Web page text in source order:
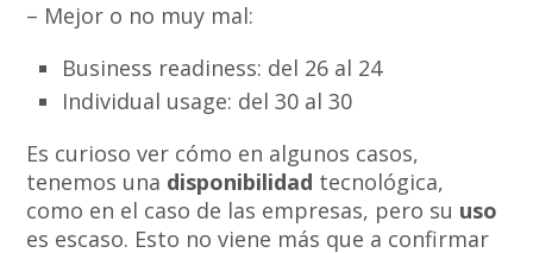
– Mejor o no muy mal:
Business readiness: del 26 al 24
Individual usage: del 30 al 30
Es curioso ver cómo en algunos casos,
tenemos una disponibilidad tecnológica,
como en el caso de las empresas, pero su uso
es escaso. Esto no viene más que a confirmar